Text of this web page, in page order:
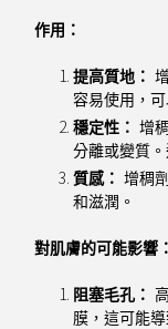
作用：
提高質地：
容易使用，
穩定性： 增
分離或變質
質感： 增稠
和滋潤。
對肌膚的可能影響：
阻塞毛孔：
膜，這可能